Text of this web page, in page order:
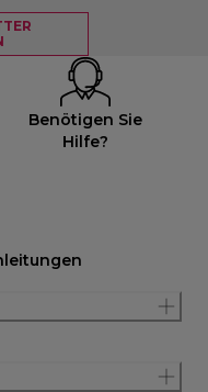
Benötigen Sie
Hilfe?